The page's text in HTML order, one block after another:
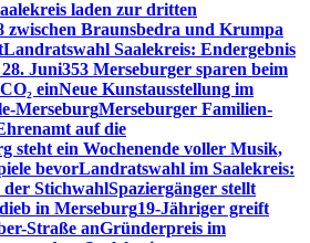
laden zur dritten
zwischen Braunsbedra und Krumpa
Landratswahl Saalekreis: Endergebnis
Juni353 Merseburger sparen beim
einNeue Kunstausstellung im
MerseburgMerseburger Familien-
auf die
steht ein Wochenende voller Musik,
bevorLandratswahl im Saalekreis:
StichwahlSpaziergänger stellt
in Merseburg19-Jähriger greift
Straße anGründerpreis im